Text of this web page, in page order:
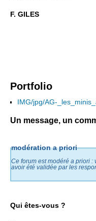
F. GILES
Portfolio
IMG/jpg/AG-
Un message, un
modération a priori
Ce forum est modéré a priori :
avoir été validée par les
Qui êtes-vous ?